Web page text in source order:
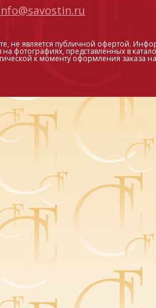
не является публичной офертой.
фотографиях, представленных в
к моменту оформления заказа